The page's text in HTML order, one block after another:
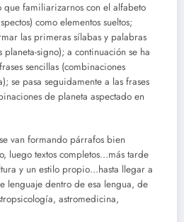
familiarizarnos con el alfabeto
como elementos sueltos;
las primeras sílabas y palabras
signo); a continuación se ha
sencillas (combinaciones
se pasa seguidamente a las frases
de planeta aspectado en
van formando párrafos bien
luego textos completos…más tarde
y un estilo propio…hasta llegar a
lenguaje dentro de esa lengua, de
astromedicina,